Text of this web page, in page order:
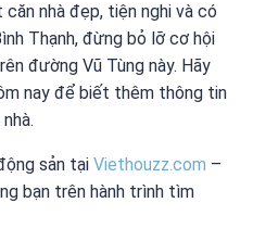
nhà đẹp, tiện nghi và có
Thạnh, đừng bỏ lỡ cơ hội
đường Vũ Tùng này. Hãy
nay để biết thêm thông tin
sản tại Viethouzz.com –
bạn trên hành trình tìm